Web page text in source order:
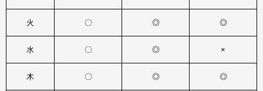
火 〇 ◎ ◎
水 〇 ◎ ×
木 〇 ◎ ◎